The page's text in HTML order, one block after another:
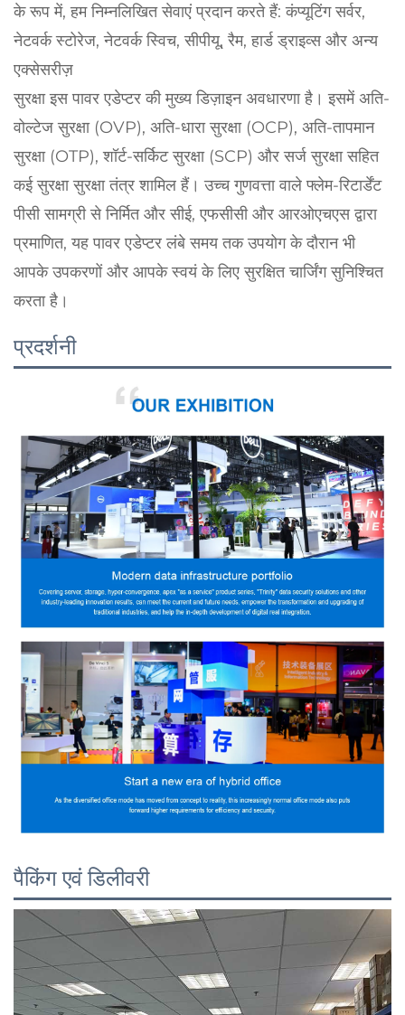
के रूप में, हम निम्नलिखित सेवाएं प्रदान करते हैं: कंप्यूटिंग सर्वर,
नेटवर्क स्टोरेज, नेटवर्क स्विच, सीपीयू, रैम, हार्ड ड्राइव्स और अन्य
एक्सेसरीज़
सुरक्षा इस पावर एडेप्टर की मुख्य डिज़ाइन अवधारणा है। इसमें अति-
वोल्टेज सुरक्षा (OVP), अति-धारा सुरक्षा (OCP), अति-तापमान
सुरक्षा (OTP), शॉर्ट-सर्किट सुरक्षा (SCP) और सर्ज सुरक्षा सहित
कई सुरक्षा सुरक्षा तंत्र शामिल हैं। उच्च गुणवत्ता वाले फ्लेम-रिटार्डेंट
पीसी सामग्री से निर्मित और सीई, एफसीसी और आरओएचएस द्वारा
प्रमाणित, यह पावर एडेप्टर लंबे समय तक उपयोग के दौरान भी
आपके उपकरणों और आपके स्वयं के लिए सुरक्षित चार्जिंग सुनिश्चित
करता है।
प्रदर्शनी
पैकिंग एवं डिलीवरी